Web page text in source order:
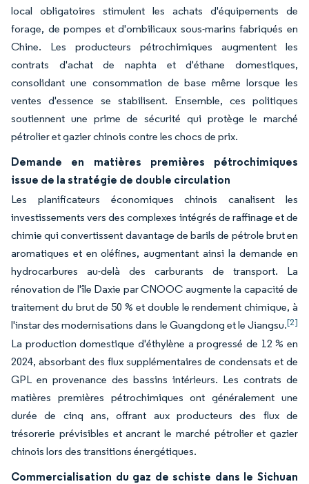
local obligatoires stimulent les achats d'équipements de
forage, de pompes et d'ombilicaux sous-marins fabriqués en
Chine. Les producteurs pétrochimiques augmentent les
contrats d'achat de naphta et d'éthane domestiques,
consolidant une consommation de base même lorsque les
ventes d'essence se stabilisent. Ensemble, ces politiques
soutiennent une prime de sécurité qui protège le marché
pétrolier et gazier chinois contre les chocs de prix.
Demande en matières premières pétrochimiques
issue de la stratégie de double circulation
Les planificateurs économiques chinois canalisent les
investissements vers des complexes intégrés de raffinage et de
chimie qui convertissent davantage de barils de pétrole brut en
aromatiques et en oléfines, augmentant ainsi la demande en
hydrocarbures au-delà des carburants de transport. La
rénovation de l'île Daxie par CNOOC augmente la capacité de
traitement du brut de 50 % et double le rendement chimique, à
l'instar des modernisations dans le Guangdong et le Jiangsu.[2]
La production domestique d'éthylène a progressé de 12 % en
2024, absorbant des flux supplémentaires de condensats et de
GPL en provenance des bassins intérieurs. Les contrats de
matières premières pétrochimiques ont généralement une
durée de cinq ans, offrant aux producteurs des flux de
trésorerie prévisibles et ancrant le marché pétrolier et gazier
chinois lors des transitions énergétiques.
Commercialisation du gaz de schiste dans le Sichuan